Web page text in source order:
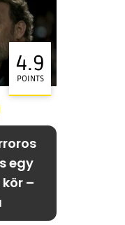
4.9
POINTS
egy
–